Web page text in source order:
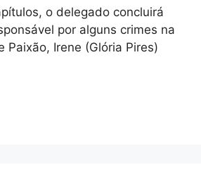
o delegado concluirá
por alguns crimes na
Paixão, Irene (Glória Pires)